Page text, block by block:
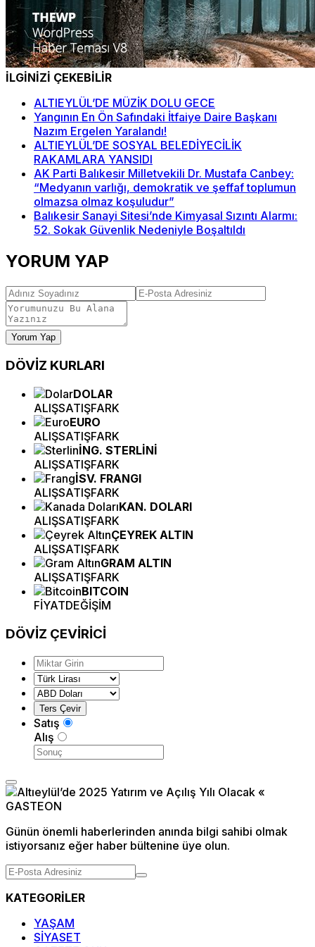
İLGİNİZİ ÇEKEBİLİR
ALTIEYLÜL’DE MÜZİK DOLU GECE
Yangının En Ön Safındaki İtfaiye Daire Başkanı
Nazım Ergelen Yaralandı!
ALTIEYLÜL’DE SOSYAL BELEDİYECİLİK
RAKAMLARA YANSIDI
AK Parti Balıkesir Milletvekili Dr. Mustafa Canbey:
“Medyanın varlığı, demokratik ve şeffaf toplumun
olmazsa olmaz koşuludur”
Balıkesir Sanayi Sitesi’nde Kimyasal Sızıntı Alarmı:
52. Sokak Güvenlik Nedeniyle Boşaltıldı
YORUM YAP
Yorum Yap
DÖVİZ KURLARI
DOLAR
ALIŞSATIŞFARK
EURO
ALIŞSATIŞFARK
İNG. STERLİNİ
ALIŞSATIŞFARK
İSV. FRANGI
ALIŞSATIŞFARK
KAN. DOLARI
ALIŞSATIŞFARK
ÇEYREK ALTIN
ALIŞSATIŞFARK
GRAM ALTIN
ALIŞSATIŞFARK
BITCOIN
FİYATDEĞİŞİM
DÖVİZ ÇEVİRİCİ
Satış
Alış
Günün önemli haberlerinden anında bilgi sahibi olmak
istiyorsanız eğer haber bültenine üye olun.
KATEGORİLER
YAŞAM
SİYASET